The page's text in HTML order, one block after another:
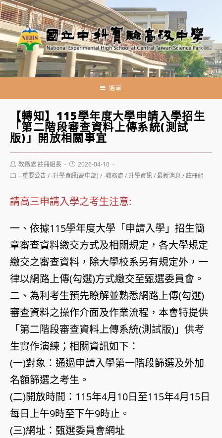
跳
轉
至
主
要
內
選單
【轉知】115學年度大學申請入學招生
「第二階段審查資料上傳系統(測試
版)」開放相關事宜
Post
author:
教務處 註冊組長
Post
published:
2026-04-10
Post--重要公告/-升學資訊(高中部) /-教務處 /升學資訊/最新消息 /註冊組
請高三申請入學之考生注意:
一、依據115學年度大學「申請入學」招生簡
章審查資料繳交方式及相關規定，各大學規定
繳交之審查資料，除大學校系另有規定外，一
律以網路上傳(勾選)方式繳交至甄選委員會。
二、為利考生預先瞭解並熟悉網路上傳(勾選)
審查資料之操作介面及作業流程，本會特提供
「第二階段審查資料上傳系統(測試版)」供考
生實作演練；相關資訊如下：
(一)對象：通過申請入學第一階段篩選及外加
名額篩選之考生。
(二)開放時間：115年4月10日至115年4月15日
每日上午9時至下午9時止。
(三)網址：甄選委員會網址